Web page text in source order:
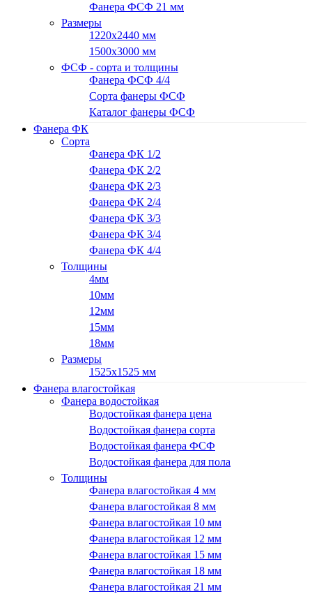
Фанера ФСФ 21 мм
Размеры
1220х2440 мм
1500х3000 мм
ФСФ - сорта и толщины
Фанера ФСФ 4/4
Сорта фанеры ФСФ
Каталог фанеры ФСФ
Фанера ФК
Сорта
Фанера ФК 1/2
Фанера ФК 2/2
Фанера ФК 2/3
Фанера ФК 2/4
Фанера ФК 3/3
Фанера ФК 3/4
Фанера ФК 4/4
Толщины
4мм
10мм
12мм
15мм
18мм
Размеры
1525х1525 мм
Фанера влагостойкая
Фанера водостойкая
Водостойкая фанера цена
Водостойкая фанера сорта
Водостойкая фанера ФСФ
Водостойкая фанера для пола
Толщины
Фанера влагостойкая 4 мм
Фанера влагостойкая 8 мм
Фанера влагостойкая 10 мм
Фанера влагостойкая 12 мм
Фанера влагостойкая 15 мм
Фанера влагостойкая 18 мм
Фанера влагостойкая 21 мм